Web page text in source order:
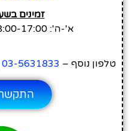
זמינים
א'-ה': 8:00-17:00 | ו': 8:00-12:00
טלפון נוסף – 03-5631833